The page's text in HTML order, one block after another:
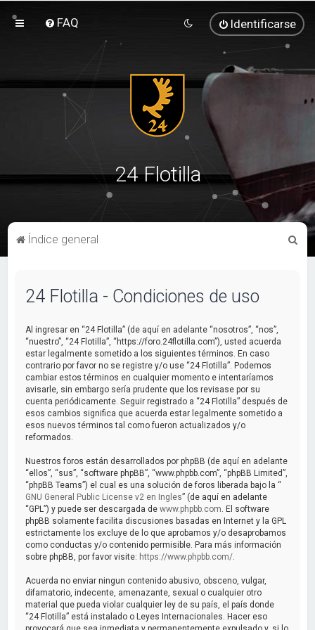
FAQ Identificarse
24 Flotilla
Índice general
24 Flotilla - Condiciones de uso
Al ingresar en “24 Flotilla” (de aquí en adelante “nosotros”, “nos”,
“nuestro”, “24 Flotilla”, “https://foro.24flotilla.com”), usted acuerda
estar legalmente sometido a los siguientes términos. En caso
contrario por favor no se registre y/o use “24 Flotilla”. Podemos
cambiar estos términos en cualquier momento e intentaríamos
avisarle, sin embargo sería prudente que los revisase por su
cuenta periódicamente. Seguir registrado a “24 Flotilla” después de
esos cambios significa que acuerda estar legalmente sometido a
esos nuevos términos tal como fueron actualizados y/o
reformados.
Nuestros foros están desarrollados por phpBB (de aquí en adelante
“ellos”, “sus”, “software phpBB”, “www.phpbb.com”, “phpBB Limited”,
“phpBB Teams”) el cual es una solución de foros liberada bajo la “
GNU General Public License v2 en Ingles” (de aquí en adelante
“GPL”) y puede ser descargada dewww.phpbb.com . El software
phpBB solamente facilita discusiones basadas en Internet y la GPL
estrictamente los excluye de lo que aprobamos y/o desaprobamos
como conductas y/o contenido permisible. Para más información
sobre phpBB, por favor visite: https://www.phpbb.com/
Acuerda no enviar ningun contenido abusivo, obsceno, vulgar,
difamatorio, indecente, amenazante, sexual o cualquier otro
material que pueda violar cualquier ley de su país, el país donde
“24 Flotilla” está instalado o Leyes Internacionales. Hacer eso